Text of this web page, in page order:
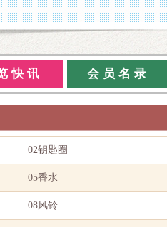
快讯 会员名录
02钥匙圈
05香水
08风铃